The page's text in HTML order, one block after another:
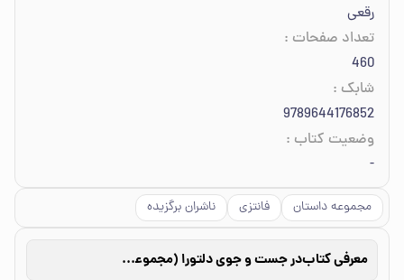
رقعی
تعداد صفحات :
460
شابک :
9789644176852
وضعیت کتاب :
-
مجموعه داستان فانتزی ناشران برگزیده
معرفی کتاب در جست و جوی دلتورا (مجموعه دوم)